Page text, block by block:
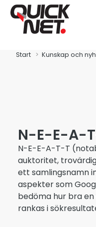
Start Kunskap och
N-E-E-A-
N-E-E-A-T-T
auktoritet,
ett samlingsnamn
aspekter som
bedöma hur bra
rankas i